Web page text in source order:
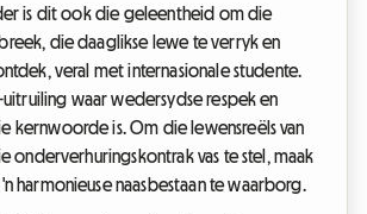
is dit ook die geleentheid om die
die daaglikse lewe te verryk en
veral met internasionale studente.
uitruiling waar wedersydse respek en
kernwoorde is. Om die lewensreëls van
onderverhuringskontrak vas te stel, maak
harmonieuse naasbestaan te waarborg.